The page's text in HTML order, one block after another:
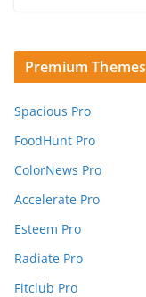
Premium Themes
Spacious Pro
FoodHunt Pro
ColorNews Pro
Accelerate Pro
Esteem Pro
Radiate Pro
Fitclub Pro